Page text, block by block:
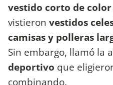
vestido corto de color
vistieron vestidos
camisas y polleras
Sin embargo, llamó la
deportivo que
combinando.